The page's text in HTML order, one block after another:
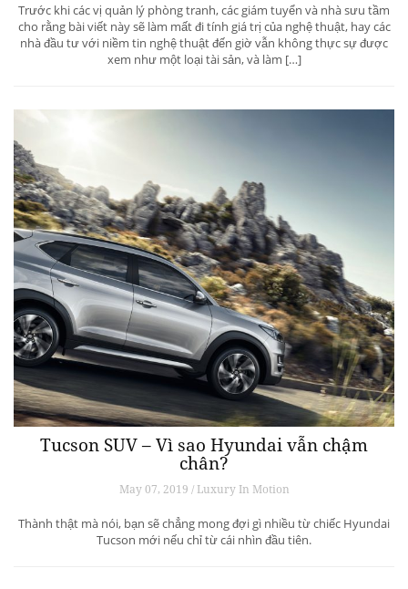
Trước khi các vị quản lý phòng tranh, các giám tuyển và nhà sưu tầm
cho rằng bài viết này sẽ làm mất đi tính giá trị của nghệ thuật, hay các
nhà đầu tư với niềm tin nghệ thuật đến giờ vẫn không thực sự được
xem như một loại tài sản, và làm […]
Tucson SUV – Vì sao Hyundai vẫn chậm
chân?
May 07, 2019 / Luxury In Motion
Thành thật mà nói, bạn sẽ chẳng mong đợi gì nhiều từ chiếc Hyundai
Tucson mới nếu chỉ từ cái nhìn đầu tiên.